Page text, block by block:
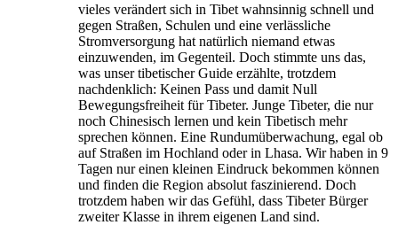
vieles verändert sich in Tibet wahnsinnig schnell und
gegen Straßen, Schulen und eine verlässliche
Stromversorgung hat natürlich niemand etwas
einzuwenden, im Gegenteil. Doch stimmte uns das,
was unser tibetischer Guide erzählte, trotzdem
nachdenklich: Keinen Pass und damit Null
Bewegungsfreiheit für Tibeter. Junge Tibeter, die nur
noch Chinesisch lernen und kein Tibetisch mehr
sprechen können. Eine Rundumüberwachung, egal ob
auf Straßen im Hochland oder in Lhasa. Wir haben in 9
Tagen nur einen kleinen Eindruck bekommen können
und finden die Region absolut faszinierend. Doch
trotzdem haben wir das Gefühl, dass Tibeter Bürger
zweiter Klasse in ihrem eigenen Land sind.